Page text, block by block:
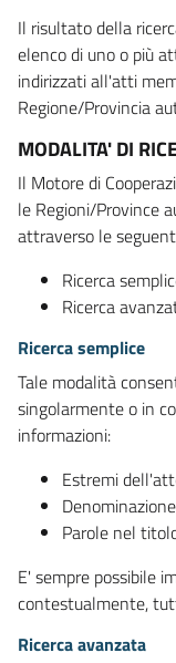
Il risultato della
elenco di uno o più
indirizzati all'atti
Regione/Provincia
MODALITA' DI
Il Motore di
le Regioni/Province
attraverso le
Ricerca
Ricerca
Ricerca semplice
Tale modalità
singolarmente o in
informazioni:
Estremi
Parole nel
E' sempre possibile
contestualmente,
Ricerca avanzata